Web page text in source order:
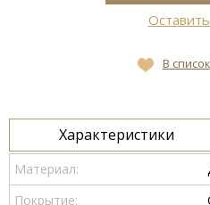
В
Характеристики
Материал:
Покрытие: